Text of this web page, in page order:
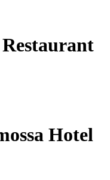
Hotel